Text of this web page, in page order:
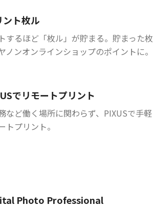
ント枚ル
するほど「枚ル」が貯まる。貯まった枚
ノンオンラインショップのポイントに。
でリモートプリント
など働く場所に関わらず、PIXUSで手軽
トプリント。
Photo Professional